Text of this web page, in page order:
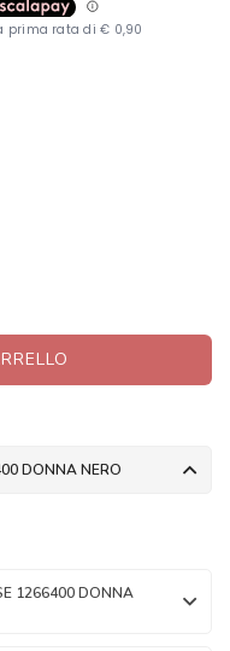
DONNA NERO
1266400 DONNA